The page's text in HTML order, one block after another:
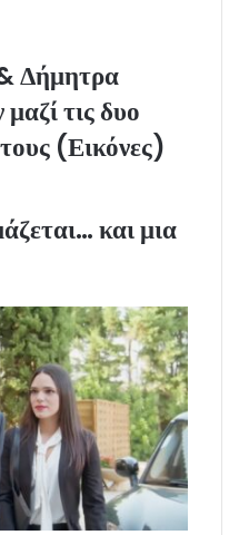
Δήμητρα
τις δυο
(Εικόνες)
και μια